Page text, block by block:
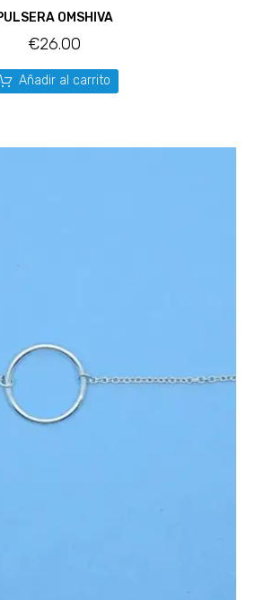
OMSHIVA
€26.00
Añadir al carrito